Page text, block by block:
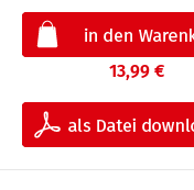
13,99 €